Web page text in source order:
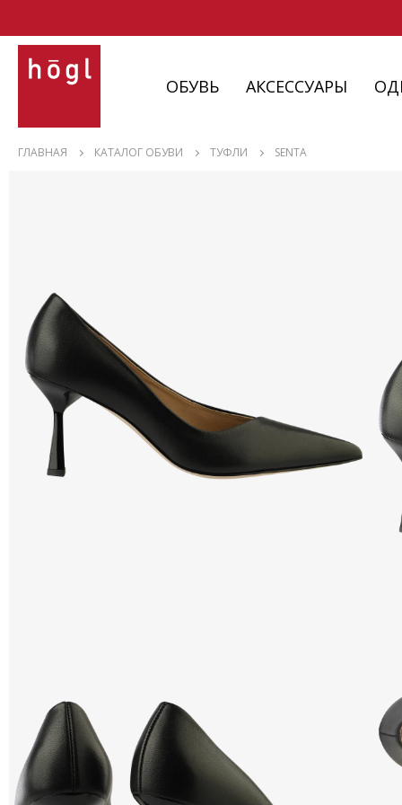
ОБУВЬ АКСЕССУАРЫ
ГЛАВНАЯ КАТАЛОГ ОБУВИ ТУФЛИ SENTA